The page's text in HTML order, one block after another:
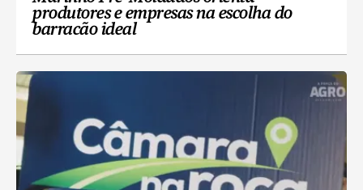
produtores e empresas na escolha do
barracão ideal